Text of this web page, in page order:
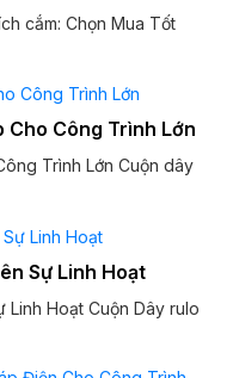
cắm: Chọn Mua Tốt
Cho Công Trình Lớn
Trình Lớn Cuộn dây
Sự Linh Hoạt
Linh Hoạt Cuộn Dây rulo